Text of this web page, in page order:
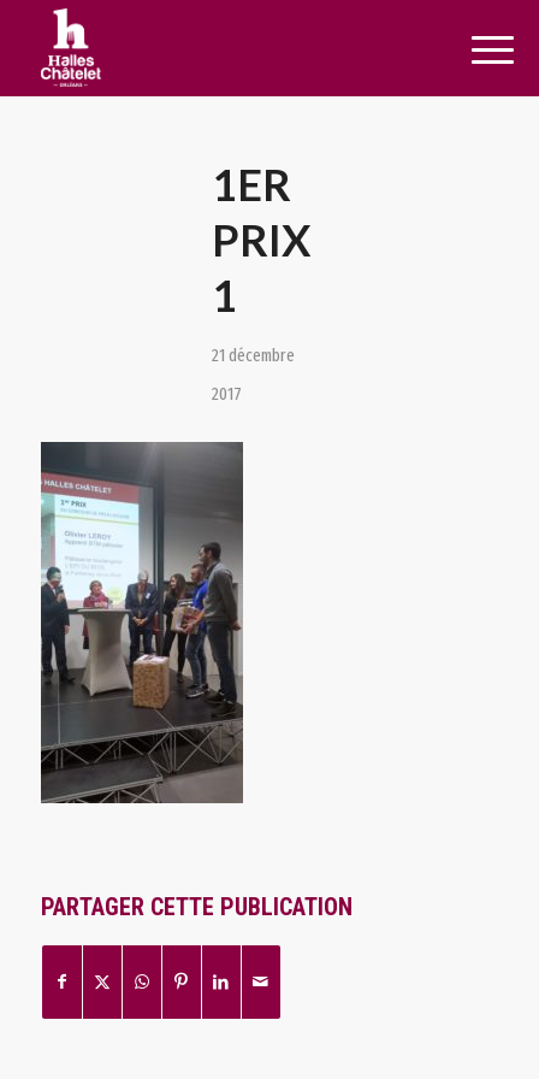
1ER
PRIX
1
21 décembre
2017
PARTAGER CETTE PUBLICATION